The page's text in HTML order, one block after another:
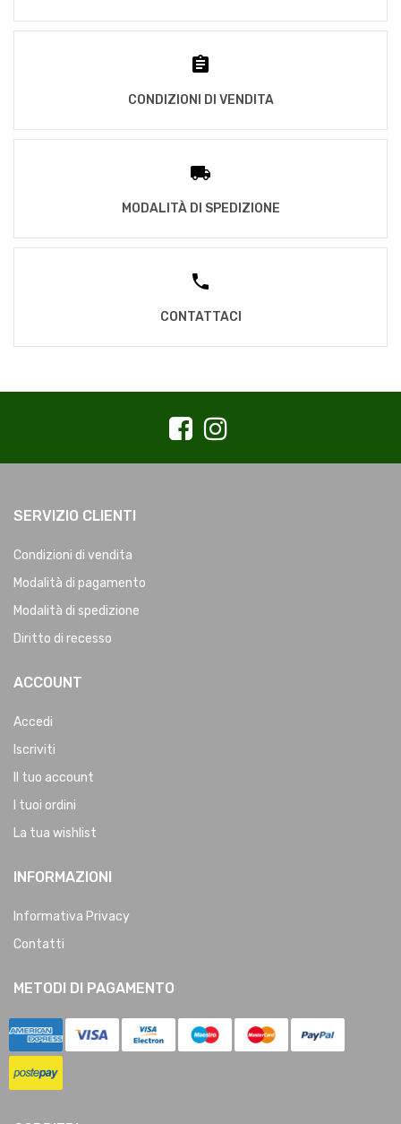
CONDIZIONI DI VENDITA
MODALITÀ DI SPEDIZIONE
CONTATTACI
SERVIZIO CLIENTI
Condizioni di vendita
Modalità di pagamento
Modalità di spedizione
Diritto di recesso
ACCOUNT
Accedi
Iscriviti
Il tuo account
I tuoi ordini
La tua wishlist
INFORMAZIONI
Informativa Privacy
Contatti
METODI DI PAGAMENTO